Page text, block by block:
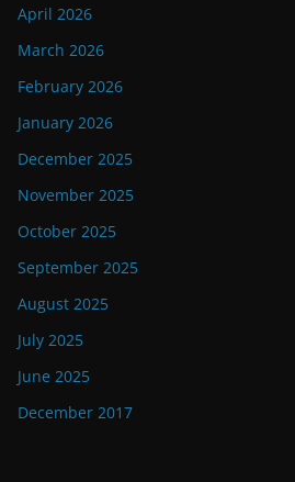
April 2026
March 2026
February 2026
January 2026
December 2025
November 2025
October 2025
September 2025
August 2025
July 2025
June 2025
December 2017